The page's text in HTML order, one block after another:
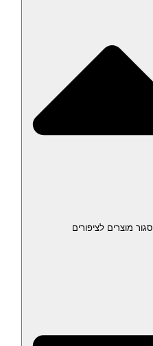
סגור מוצרים לציפורים